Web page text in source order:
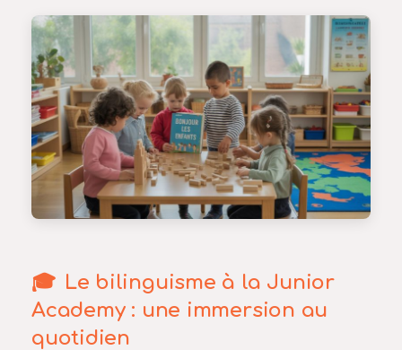
Le bilinguisme à la Junior
Academy : une immersion au
quotidien